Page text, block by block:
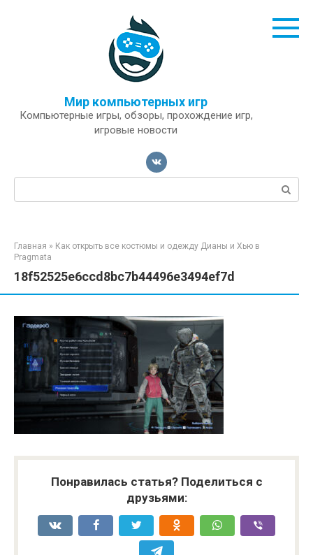
Мир компьютерных игр
Компьютерные игры, обзоры, прохождение игр,
игровые новости
Поиск:
Главная » Как открыть все костюмы и одежду Дианы и Хью в
Pragmata
18f52525e6ccd8bc7b44496e3494ef7d
Понравилась статья? Поделиться с
друзьями: